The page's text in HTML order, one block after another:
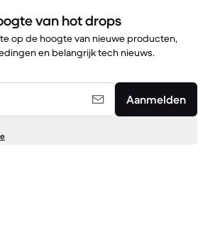
van hot drops
op de hoogte van nieuwe producten,
en belangrijk tech nieuws.
Aanmelden